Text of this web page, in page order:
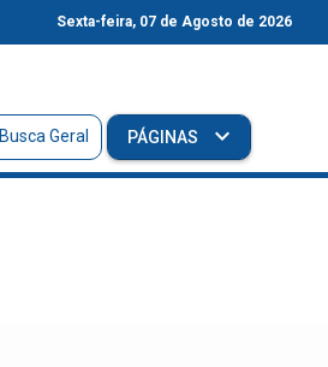
Sexta-feira, 07 de Agosto de 2026
Busca Geral PÁGINAS